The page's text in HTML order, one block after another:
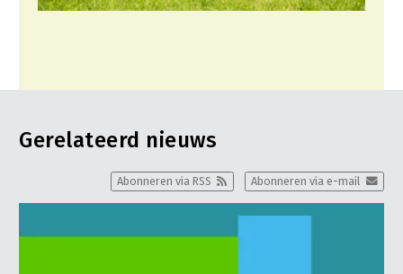
Gerelateerd nieuws
Abonneren via e-mail
Abonneren via RSS